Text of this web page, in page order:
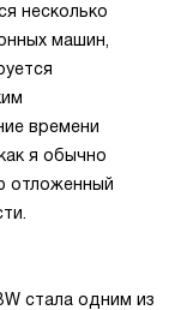
несколько
машин,
времени
я обычно
отложенный
стала одним из